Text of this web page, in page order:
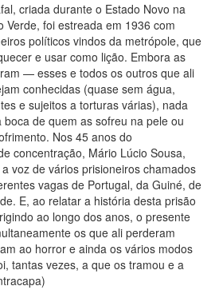
criada durante o Estado Novo na
Verde, foi estreada em 1936 com
políticos vindos da metrópole, que
e usar como lição. Embora as
— esses e todos os outros que ali
conhecidas (quase sem água,
e sujeitos a torturas várias), nada
de quem as sofreu na pele ou
Nos 45 anos do
concentração, Mário Lúcio Sousa,
voz de vários prisioneiros chamados
vagas de Portugal, da Guiné, de
E, ao relatar a história desta prisão
ao longo dos anos, o presente
os que ali perderam
ao horror e ainda os vários modos
tantas vezes, a que os tramou e a